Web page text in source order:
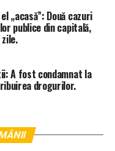
„acasă”: Două cazuri
publice din capitală,
A fost condamnat la
drogurilor.